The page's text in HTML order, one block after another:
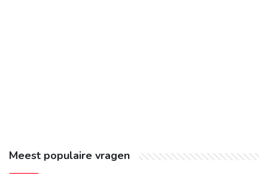
Meest populaire vragen